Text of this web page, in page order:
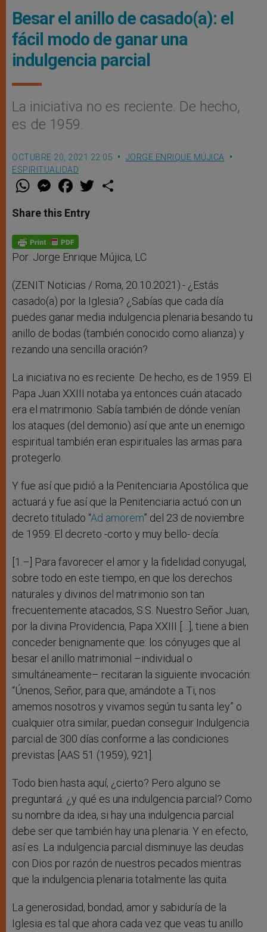
Besar el anillo de casado(a): el
fácil modo de ganar una
indulgencia parcial
La iniciativa no es reciente. De hecho,
es de 1959.
OCTUBRE 20, 2021 22:05
JORGE ENRIQUE MÚJICA
ESPIRITUALIDAD
W
t
s
p
p
M
e
s
e
g
e
r
F
a
e
b
o
k
w
Share this Entry
Por: Jorge Enrique Mújica, LC
(ZENIT Noticias / Roma, 20.10.2021).- ¿Estás
casado(a) por la Iglesia? ¿Sabías que cada día
puedes ganar media indulgencia plenaria besando tu
anillo de bodas (también conocido como alianza) y
rezando una sencilla oración?
La iniciativa no es reciente. De hecho, es de 1959. El
Papa Juan XXIII notaba ya entonces cuán atacado
era el matrimonio. Sabía también de dónde venían
los ataques (del demonio) así que ante un enemigo
espiritual también eran espirituales las armas para
protegerlo.
Y fue así que pidió a la Penitenciaria Apostólica que
actuará y fue así que la Penitenciaria actuó con un
decreto titulado “Ad amorem” del 23 de noviembre
de 1959. El decreto -corto y muy bello- decía:
[1.–] Para favorecer el amor y la fidelidad conyugal,
sobre todo en este tiempo, en que los derechos
naturales y divinos del matrimonio son tan
frecuentemente atacados, S.S. Nuestro Señor Juan,
por la divina Providencia, Papa XXIII […], tiene a bien
conceder benignamente que: los cónyuges que al
besar el anillo matrimonial –individual o
simultáneamente– recitaran la siguiente invocación:
“Únenos, Señor, para que, amándote a Ti, nos
amemos nosotros y vivamos según tu santa ley” o
cualquier otra similar, puedan conseguir Indulgencia
parcial de 300 días conforme a las condiciones
previstas [AAS 51 (1959), 921].
Todo bien hasta aquí, ¿cierto? Pero alguno se
preguntará: ¿y qué es una indulgencia parcial? Como
su nombre da idea, si hay una indulgencia parcial
debe ser que también hay una plenaria. Y en efecto,
así es. La indulgencia parcial disminuye las deudas
con Dios por razón de nuestros pecados mientras
que la indulgencia plenaria totalmente las quita.
La generosidad, bondad, amor y sabiduría de la
Iglesia es tal que ahora cada vez que veas tu anillo